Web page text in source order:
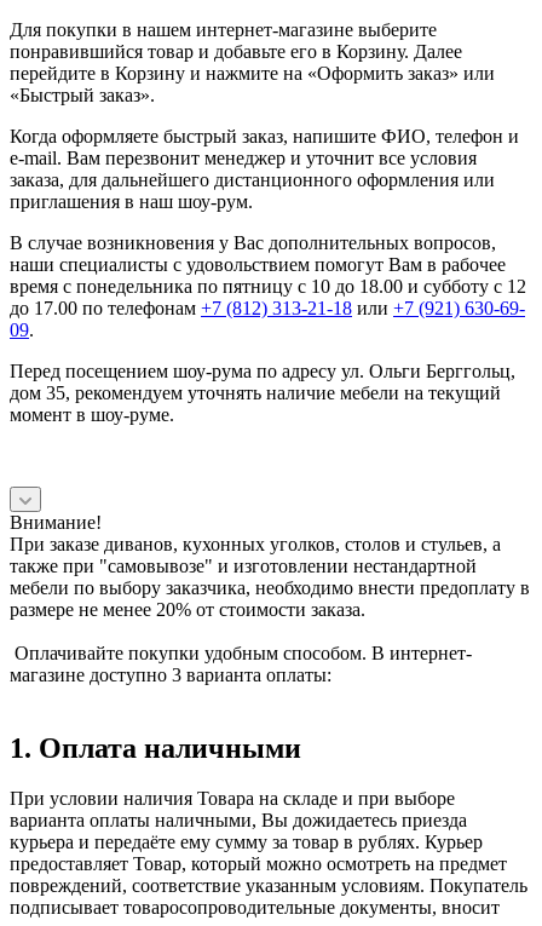
Для покупки в нашем интернет-магазине выберите
понравившийся товар и добавьте его в Корзину. Далее
перейдите в Корзину и нажмите на «Оформить заказ» или
«Быстрый заказ».
Когда оформляете быстрый заказ, напишите ФИО, телефон и
e-mail. Вам перезвонит менеджер и уточнит все условия
заказа, для дальнейшего дистанционного оформления или
приглашения в наш шоу-рум.
В случае возникновения у Вас дополнительных вопросов,
наши специалисты с удовольствием помогут Вам в рабочее
время с понедельника по пятницу с 10 до 18.00 и субботу с 12
до 17.00 по телефонам +7 (812) 313-21-18 или +7 (921) 630-69-
09.
Перед посещением шоу-рума по адресу ул. Ольги Берггольц,
дом 35, рекомендуем уточнять наличие мебели на текущий
момент в шоу-руме.
Внимание!
При заказе диванов, кухонных уголков, столов и стульев, а
также при "самовывозе" и изготовлении нестандартной
мебели по выбору заказчика, необходимо внести предоплату в
размере не менее 20% от стоимости заказа.
Оплачивайте покупки удобным способом. В интернет-
магазине доступно 3 варианта оплаты:
1. Оплата наличными
При условии наличия Товара на складе и при выборе
варианта оплаты наличными, Вы дожидаетесь приезда
курьера и передаёте ему сумму за товар в рублях. Курьер
предоставляет Товар, который можно осмотреть на предмет
повреждений, соответствие указанным условиям. Покупатель
подписывает товаросопроводительные документы, вносит